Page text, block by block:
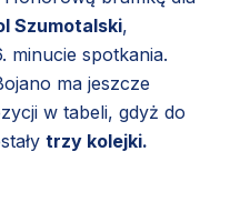
Szumotalski,
spotkania.
ma jeszcze
w tabeli, gdyż do
trzy kolejki.